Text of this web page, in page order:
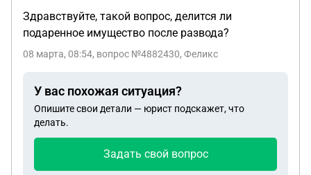
Здравствуйте, такой вопрос, делится ли
подаренное имущество после развода?
08 марта, 08:54, вопрос №4882430, Феликс
У вас похожая ситуация?
Опишите свои детали — юрист подскажет, что
делать.
Задать свой вопрос